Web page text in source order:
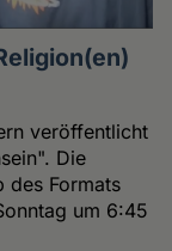
veröffentlicht
Die
des Formats
um 6:45